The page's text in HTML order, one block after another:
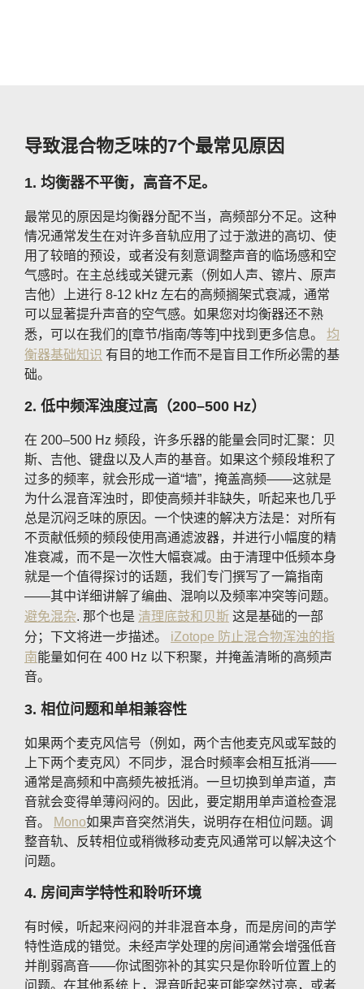
导致混合物乏味的7个最常见原因
1. 均衡器不平衡，高音不足。
最常见的原因是均衡器分配不当，高频部分不足。这种
情况通常发生在对许多音轨应用了过于激进的高切、使
用了较暗的预设，或者没有刻意调整声音的临场感和空
气感时。在主总线或关键元素（例如人声、镲片、原声
吉他）上进行 8-12 kHz 左右的高频搁架式衰减，通常
可以显著提升声音的空气感。如果您对均衡器还不熟
悉，可以在我们的[章节/指南/等等]中找到更多信息。 均
衡器基础知识 有目的地工作而不是盲目工作所必需的基
础。
2. 低中频浑浊度过高（200–500 Hz）
在 200–500 Hz 频段，许多乐器的能量会同时汇聚：贝
斯、吉他、键盘以及人声的基音。如果这个频段堆积了
过多的频率，就会形成一道“墙”，掩盖高频——这就是
为什么混音浑浊时，即使高频并非缺失，听起来也几乎
总是沉闷乏味的原因。一个快速的解决方法是：对所有
不贡献低频的频段使用高通滤波器，并进行小幅度的精
准衰减，而不是一次性大幅衰减。由于清理中低频本身
就是一个值得探讨的话题，我们专门撰写了一篇指南
——其中详细讲解了编曲、混响以及频率冲突等问题。
避免混杂. 那个也是 清理底鼓和贝斯 这是基础的一部
分；下文将进一步描述。 iZotope 防止混合物浑浊的指
南能量如何在 400 Hz 以下积聚，并掩盖清晰的高频声
音。
3. 相位问题和单相兼容性
如果两个麦克风信号（例如，两个吉他麦克风或军鼓的
上下两个麦克风）不同步，混合时频率会相互抵消——
通常是高频和中高频先被抵消。一旦切换到单声道，声
音就会变得单薄闷闷的。因此，要定期用单声道检查混
音。
Mono如果声音突然消失，说明存在相位问题。调
整音轨、反转相位或稍微移动麦克风通常可以解决这个
问题。
4. 房间声学特性和聆听环境
有时候，听起来闷闷的并非混音本身，而是房间的声学
特性造成的错觉。未经声学处理的房间通常会增强低音
并削弱高音——你试图弥补的其实只是你聆听位置上的
问题。在其他系统上，混音听起来可能突然过亮，或者